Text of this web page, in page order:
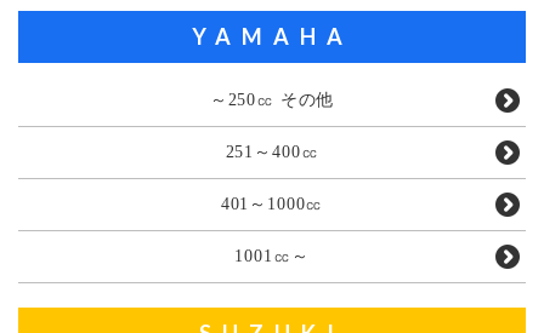
YAMAHA
～250㏄ その他
251～400㏄
401～1000㏄
1001㏄～